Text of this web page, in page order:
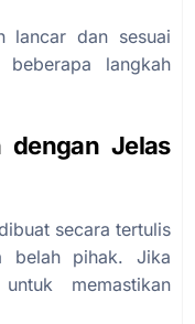
lancar dan sesuai
langkah
dengan Jelas
secara tertulis
belah pihak. Jika
memastikan